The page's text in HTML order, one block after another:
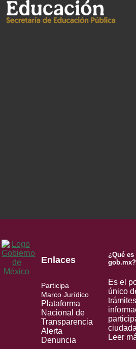
Enlaces
Participa
Marco Jurídico
Plataforma
Nacional de
Transparencia
Alerta
Denuncia
¿Qué es
gob.mx?
Es el
único
Leer